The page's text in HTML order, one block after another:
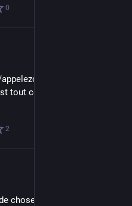
0
tout ce que j'avais à dire
2
choses à dire sur Mastodon